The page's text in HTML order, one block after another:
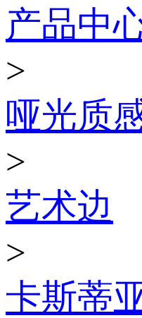
产品中
>
哑光质
>
艺术边
>
卡斯蒂